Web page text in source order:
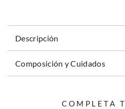
Descripción
Composición y Cuidados
COMPLETA